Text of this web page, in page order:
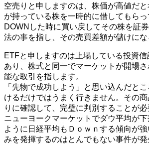
空売りと申しますのは、株価が高値だ
が持っている株を一時的に借してもら
DOWNした時に買い戻してその株を証
法の事を指し、その売買差額が儲けにな
ETFと申しますのは上場している投資
あり、株式と同一でマーケットが開場
能な取引を指します。
「先物で成功しよう」と思い込んだと
けるだけではうまく行きません。その
りに確認して、完璧に判別することが必
ニューヨークマーケットでダウ平均が
ように日経平均もＤｏｗｎする傾向が
みを発揮するのはとんでもない事件が